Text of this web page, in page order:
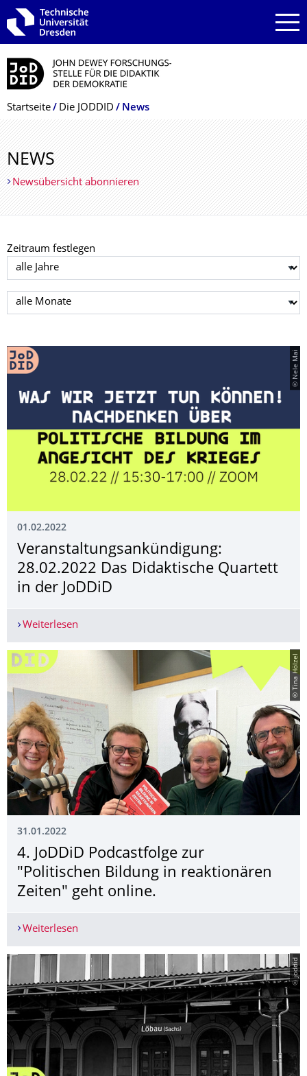
Zur Hauptnavigation springen
Zur Suche springen
Zum Inhalt springen
Breadcrumb-Menü
Startseite Die JODDID News
NEWS
Newsübersicht abonnieren
Zeitraum festlegen
Jahr auswählen
Monat auswählen
© Nele Mai
01.02.2022
Veranstaltungsan­kündigung:
28.02.2022 Das Didaktische Quartett
in der JoDDiD
Weiterlesen
© Tina Hölzel
31.01.2022
4. JoDDiD Podcastfolge zur
"Politischen Bildung in reaktionären
Zeiten" geht online.
Weiterlesen
© joddid